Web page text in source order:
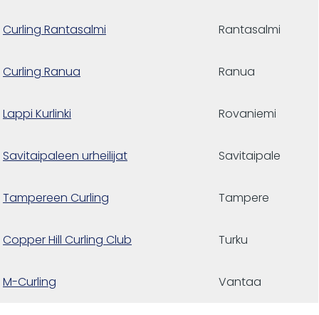
Curling Rantasalmi Rantasalmi
Curling Ranua Ranua
Lappi Kurlinki Rovaniemi
Savitaipaleen urheilijat Savitaipale
Tampereen Curling Tampere
Copper Hill Curling Club Turku
M-Curling Vantaa